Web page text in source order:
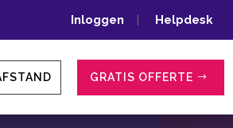
Inloggen | Helpdesk
GRATIS OFFERTE